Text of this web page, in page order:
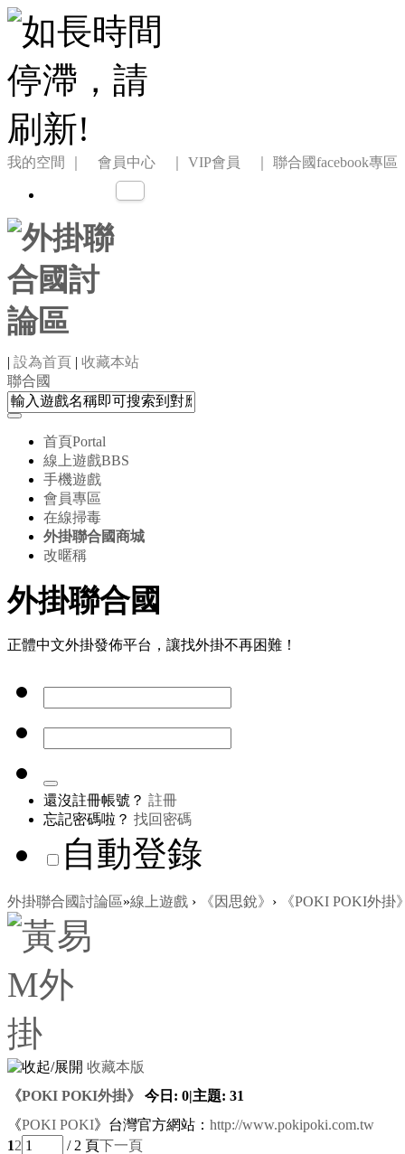
我的空間 ｜ 會員中心 ｜ VIP會員 ｜ 聯合國facebook專區
| 設為首頁 | 收藏本站
聯合國
首頁Portal
線上遊戲BBS
手機遊戲
會員專區
在線掃毒
外掛聯合國商城
改暱稱
外掛聯合國
正體中文外掛發佈平台，讓找外掛不再困難！
還沒註冊帳號？ 註冊
忘記密碼啦？ 找回密碼
自動登錄
外掛聯合國討論區»線上遊戲 › 《因思銳》 › 《POKI POKI外掛
收藏本版
《POKI POKI外掛》
今日: 0|主題: 31
《POKI POKI》台灣官方網站： http://www.pokipoki.com.tw
12 / 2 頁下一頁